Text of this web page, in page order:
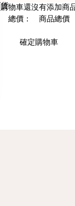
購物車還沒有添加商
總價： 商品總價
確定購物車